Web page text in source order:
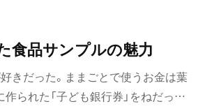
つではあるけれど、名店へ巡礼のよ
とはいえ、当時はまだ会社員だった
くようなことはできない。一店一店
味わえた時は、大きな達成感と感動
食品サンプルの魅力
きだった。ままごとで使うお金は葉
られた「子ども銀行券」をねだった。